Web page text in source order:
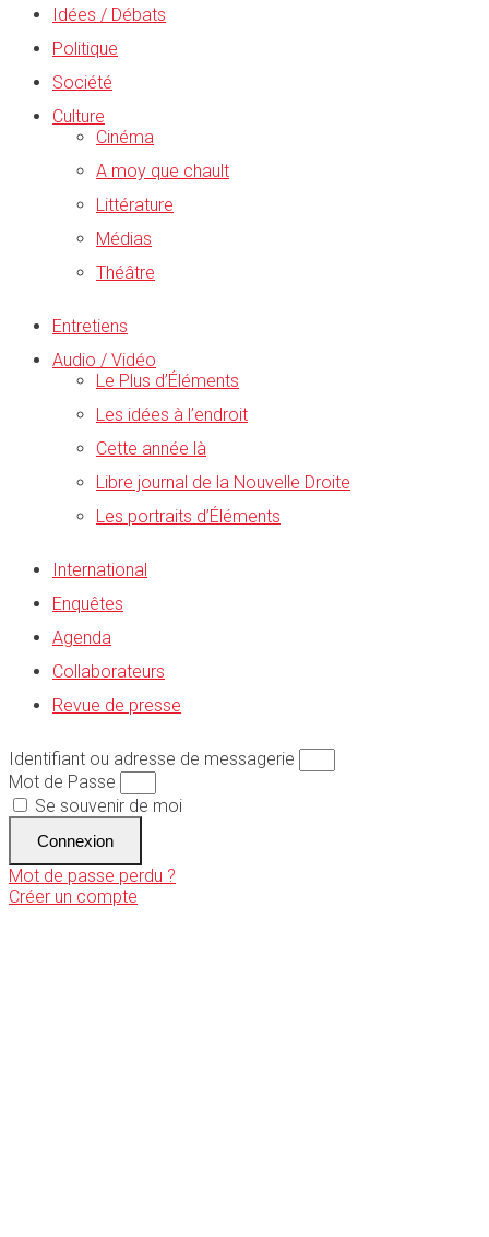
Idées / Débats
Politique
Société
Culture
Cinéma
A moy que chault
Littérature
Médias
Théâtre
Entretiens
Audio / Vidéo
Le Plus d’Éléments
Les idées à l’endroit
Cette année là
Libre journal de la Nouvelle Droite
Les portraits d’Éléments
International
Enquêtes
Agenda
Collaborateurs
Revue de presse
Identifiant ou adresse de messagerie
Mot de Passe
Se souvenir de moi
Connexion
Mot de passe perdu ?
Créer un compte